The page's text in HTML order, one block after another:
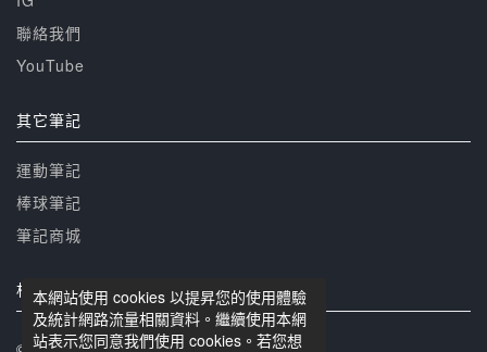
本網站使用 cookies 以提昇您的使用體驗
及統計網路流量相關資料。繼續使用本網
站表示您同意我們使用 cookies。若您想
聯絡我們
YouTube
其它筆記
運動筆記
棒球筆記
筆記商城
相關網站
© 籃球筆記 版權所有